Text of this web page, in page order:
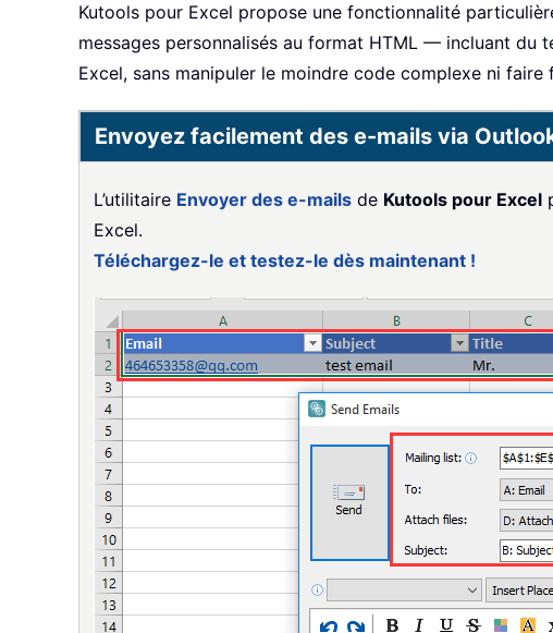
Kutools pour Excel propose une fonctionnalité
messages personnalisés au format HTML — incluant
Excel, sans manipuler le moindre code complexe ni
Envoyez facilement des e-mails via
L’utilitaire Envoyer des e-mails de Kutools pour Excel
Excel.
Téléchargez-le et testez-le dès maintenant !